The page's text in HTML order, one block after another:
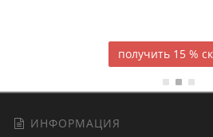
15 % скидки
ИНФОРМАЦИЯ